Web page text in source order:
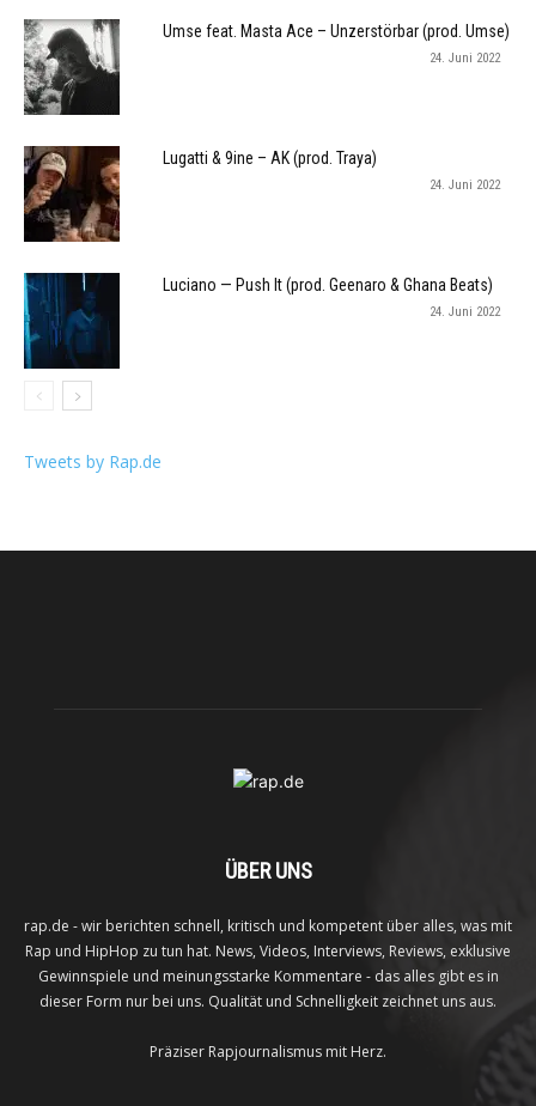
Umse feat. Masta Ace – Unzerstörbar (prod. Umse)
24. Juni 2022
Lugatti & 9ine – AK (prod. Traya)
24. Juni 2022
Luciano — Push It (prod. Geenaro & Ghana Beats)
24. Juni 2022
Tweets by Rap.de
ÜBER UNS
rap.de - wir berichten schnell, kritisch und kompetent über alles, was mit
Rap und HipHop zu tun hat. News, Videos, Interviews, Reviews, exklusive
Gewinnspiele und meinungsstarke Kommentare - das alles gibt es in
dieser Form nur bei uns. Qualität und Schnelligkeit zeichnet uns aus.
Präziser Rapjournalismus mit Herz.